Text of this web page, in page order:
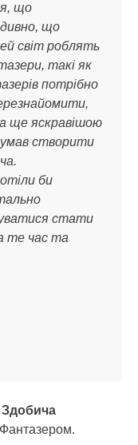
що
дивно, що
світ роблять
такі як
потрібно
ще яскравішою
створити
би
стати
те час та
Здобича